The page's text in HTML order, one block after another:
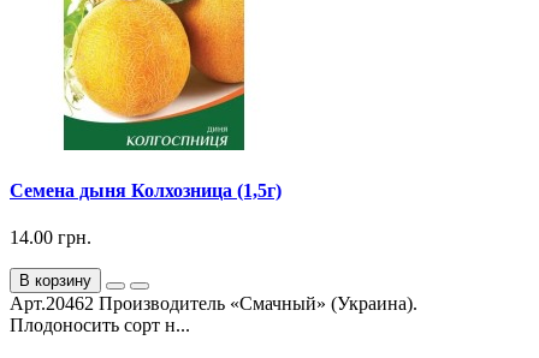
Семена дыня Колхозница (1,5г)
14.00 грн.
В корзину
Арт.20462 Производитель «Смачный» (Украина).
Плодоносить сорт н...